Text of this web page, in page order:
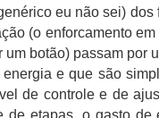
eu não sei) dos
(o enforcamento
botão) passam por
e que são
de controle e de
de etapas, o gasto de